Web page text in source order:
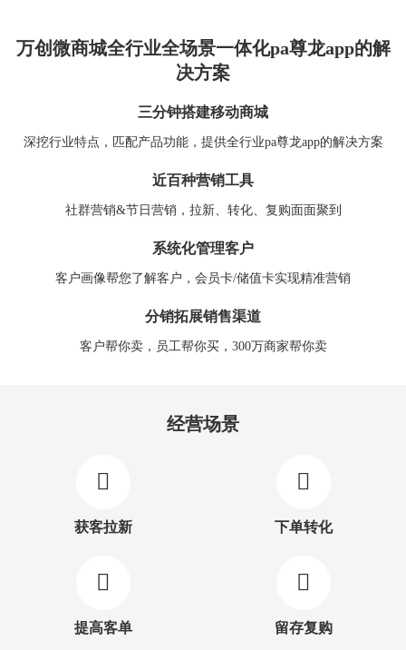
万创微商城全行业全场景一体化pa尊龙app的解
决方案
三分钟搭建移动商城
深挖行业特点，匹配产品功能，提供全行业pa尊龙app的解决方案
近百种营销工具
社群营销&节日营销，拉新、转化、复购面面聚到
系统化管理客户
客户画像帮您了解客户，会员卡/储值卡实现精准营销
分销拓展销售渠道
客户帮你卖，员工帮你买，300万商家帮你卖
经营场景
获客拉新 下单转化
提高客单 留存复购